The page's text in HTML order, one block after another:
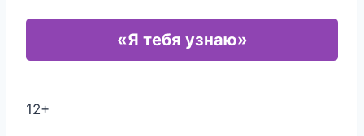
«Я тебя узнаю»
12+